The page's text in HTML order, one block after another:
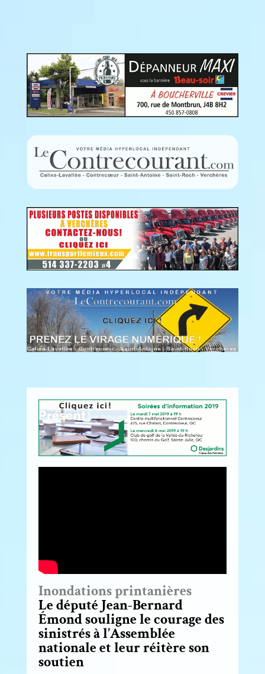
Inondations printanières
Le député Jean-Bernard
Émond souligne le courage des
sinistrés à l’Assemblée
nationale et leur réitère son
soutien